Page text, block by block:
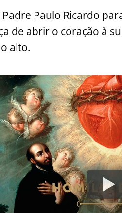
Paulo Ricardo
de abrir o coração à
alto.